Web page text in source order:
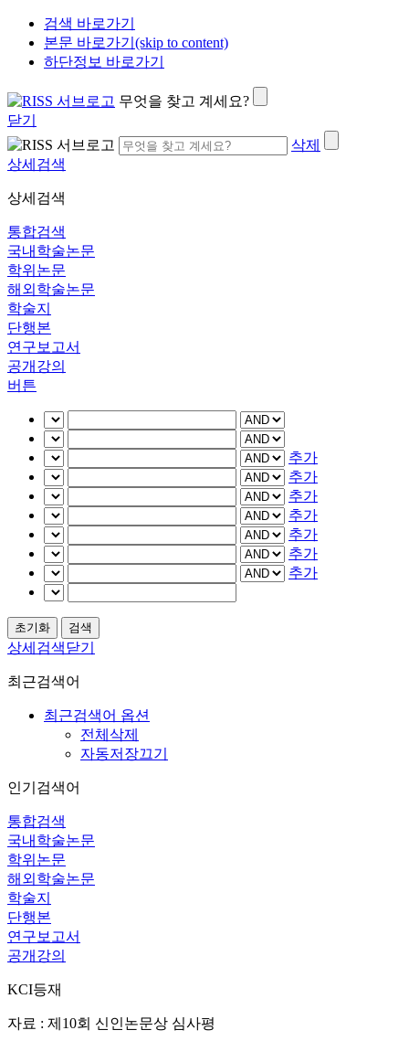
검색 바로가기
본문 바로가기(skip to content)
하단정보 바로가기
무엇을 찾고 계세요?
닫기
삭제
상세검색
상세검색
통합검색
국내학술논문
학위논문
해외학술논문
학술지
단행본
연구보고서
공개강의
버튼
추가
추가
추가
추가
추가
추가
추가
상세검색닫기
최근검색어
최근검색어 옵션
전체삭제
자동저장끄기
인기검색어
통합검색
국내학술논문
학위논문
해외학술논문
학술지
단행본
연구보고서
공개강의
KCI등재
자료 : 제10회 신인논문상 심사평